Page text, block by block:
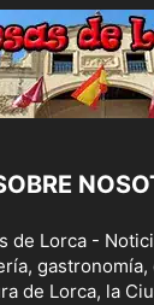
de Lorca -
de Lorca, la